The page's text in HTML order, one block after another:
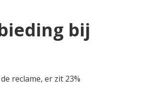
bij
reclame, er zit 23%